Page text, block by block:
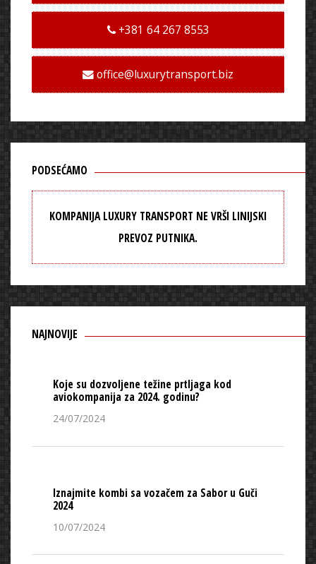
+381 64 267 8553
office@luxurytransport.biz
PODSEĆAMO
KOMPANIJA LUXURY TRANSPORT NE VRŠI LINIJSKI
PREVOZ PUTNIKA.
NAJNOVIJE
Koje su dozvoljene težine prtljaga kod
aviokompanija za 2024. godinu?
24/07/2024
Iznajmite kombi sa vozačem za Sabor u Guči
2024
10/07/2024